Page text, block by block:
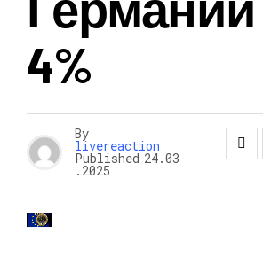
4%
By
livereaction
Published 24.03
.2025